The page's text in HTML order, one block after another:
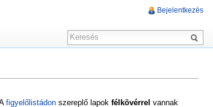
figyelőlistádon szereplő lapok félkövérrel vannak
Bejelentkezés